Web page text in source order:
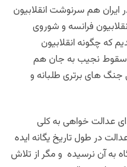
ایران هم سرنوشت انقلابیون
فرانسه و شوروی
که چگونه انقلابیون
سقوط نجیب به جان هم
جنگ های برتری طلبانه و
عدالت خواهی به کلی
در طول تاریخ یگانه ایده
به آن نرسیده و مگر از تلاش